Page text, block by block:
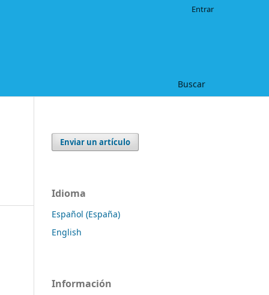
Buscar
Entrar
Enviar un artículo
Idioma
Español (España)
English
Información